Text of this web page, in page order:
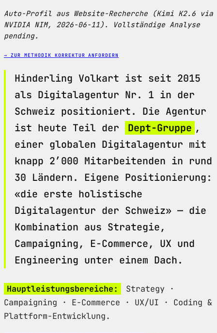
Auto-Profil aus Website-Recherche (Kimi K2.6 via
NVIDIA NIM, 2026-06-11). Vollständige Analyse
pending.
→ ZUR METHODIK KORREKTUR ANFORDERN
Hinderling Volkart ist seit 2015
als Digitalagentur Nr. 1 in der
Schweiz positioniert. Die Agentur
ist heute Teil der
Dept-Gruppe ,
einer globalen Digitalagentur mit
knapp 2’000 Mitarbeitenden in rund
30 Ländern. Eigene Positionierung:
«die erste holistische
Digitalagentur der Schweiz» — die
Kombination aus Strategie,
Campaigning, E-Commerce, UX und
Engineering unter einem Dach.
Hauptleistungsbereiche:
Strategy ·
Campaigning · E-Commerce · UX/UI · Coding &
Plattform-Entwicklung.